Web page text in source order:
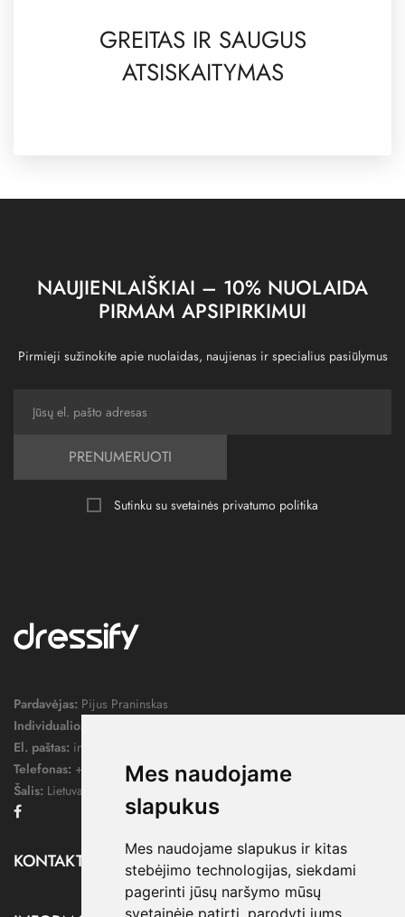
Mes naudojame
slapukus
Mes naudojame slapukus ir kitas
stebėjimo technologijas, siekdami
pagerinti jūsų naršymo mūsų
svetainėje patirtį, parodyti jums
GREITAS IR SAUGUS
ATSISKAITYMAS
NAUJIENLAIŠKIAI – 10% NUOLAIDA
PIRMAM APSIPIRKIMUI
Pirmieji sužinokite apie nuolaidas, naujienas ir specialius pasiūlymus
PRENUMERUOTI
Sutinku su svetainės privatumo politika
Pardavėjas: Pijus Praninskas
Individualios veiklos pažymos nr.:
El. paštas: info@dressify.lt
Telefonas: +370 676 78578
Šalis: Lietuva
KONTAKTAI